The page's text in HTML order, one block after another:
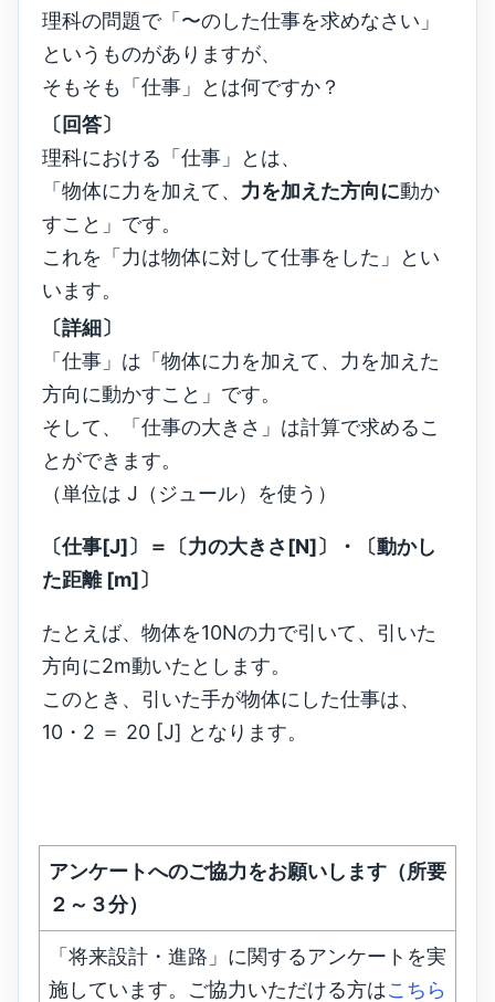
理科の問題で「〜のした仕事を求めなさい」
というものがありますが、
そもそも「仕事」とは何ですか？
〔回答〕
理科における「仕事」とは、
「物体に力を加えて、 力を加えた方向に動か
すこと」です。
これを「力は物体に対して仕事をした」とい
います。
〔詳細〕
「仕事」は「物体に力を加えて、力を加えた
方向に動かすこと」です。
そして、「仕事の大きさ」は計算で求めるこ
とができます。
（単位は J（ジュール）を使う）
〔仕事[J]〕＝〔力の大きさ[N]〕・〔動かし
た距離 [m]〕
たとえば、物体を10Nの力で引いて、引いた
方向に2m動いたとします。
このとき、引いた手が物体にした仕事は、
10・2 ＝ 20 [J] となります。
アンケートへのご協力をお願いします（所要
２～３分）
「将来設計・進路」に関するアンケートを実
施しています。ご協力いただける方はこちら